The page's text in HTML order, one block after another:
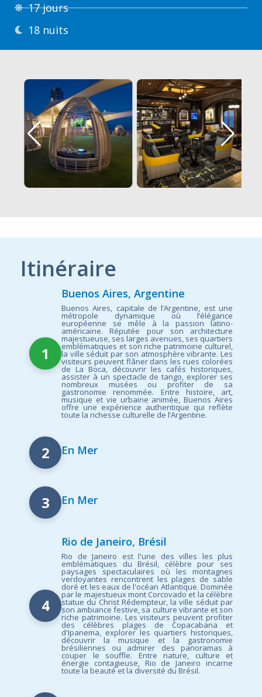
17 jours
18 nuits
Itinéraire
1
Buenos Aires, Argentine
Buenos Aires, capitale de l’Argentine, est une
métropole dynamique où l’élégance
européenne se mêle à la passion latino-
américaine. Réputée pour son architecture
majestueuse, ses larges avenues, ses quartiers
emblématiques et son riche patrimoine culturel,
la ville séduit par son atmosphère vibrante. Les
visiteurs peuvent flâner dans les rues colorées
de La Boca, découvrir les cafés historiques,
assister à un spectacle de tango, explorer ses
nombreux musées ou profiter de sa
gastronomie renommée. Entre histoire, art,
musique et vie urbaine animée, Buenos Aires
offre une expérience authentique qui reflète
toute la richesse culturelle de l’Argentine.
2 En Mer
3 En Mer
4
Rio de Janeiro, Brésil
Rio de Janeiro est l'une des villes les plus
emblématiques du Brésil, célèbre pour ses
paysages spectaculaires où les montagnes
verdoyantes rencontrent les plages de sable
doré et les eaux de l'océan Atlantique. Dominée
par le majestueux mont Corcovado et la célèbre
statue du Christ Rédempteur, la ville séduit par
son ambiance festive, sa culture vibrante et son
riche patrimoine. Les visiteurs peuvent profiter
des célèbres plages de Copacabana et
d'Ipanema, explorer les quartiers historiques,
découvrir la musique et la gastronomie
brésiliennes ou admirer des panoramas à
couper le souffle. Entre nature, culture et
énergie contagieuse, Rio de Janeiro incarne
toute la beauté et la diversité du Brésil.